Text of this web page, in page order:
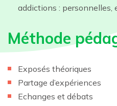
addictions :
Méthode
Exposés théoriques
Partage d’expériences
Echanges et débats